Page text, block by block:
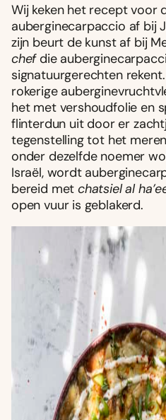
Wij keken het recept voor
auberginecarpaccio af bij
zijn beurt de kunst af bij
chefdie
signatuurgerechten
rokerige
het met vershoudfolie en
flinterdun uit door er
tegenstelling tot het
onder dezelfde noemer
Israël, wordt
bereid metchatsiel al
open vuur is geblakerd.